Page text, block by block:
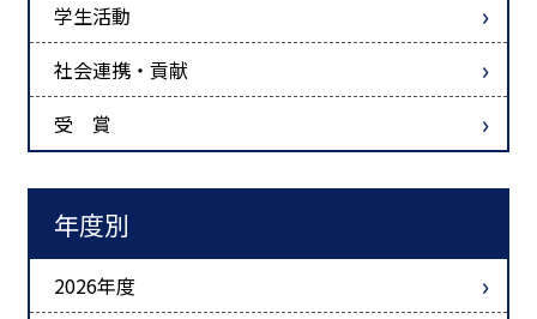
学生活動
社会連携・貢献
受 賞
年度別
2026年度